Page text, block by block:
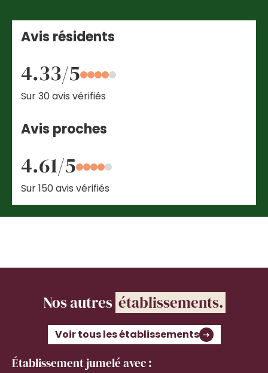
Avis résidents
4.33/5
Sur 30 avis vérifiés
Avis proches
4.61/5
Sur 150 avis vérifiés
Nos autres établissements.
Voir tous les établissements
Établissement jumelé avec :